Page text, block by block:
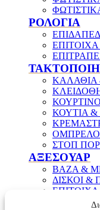
ΡΟΛΟΓΙΑ
ΚΑΛΑΘΙΑ
ΚΟΥΤΙΑ &
ΣΤΟΠ
ΑΞΕΣΟΥΑΡ
ΒΑΖΑ &
ΔΙΣΚΟΙ &